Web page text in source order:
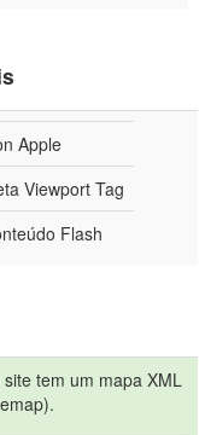
Apple
Viewport Tag
Flash
site tem um mapa XML